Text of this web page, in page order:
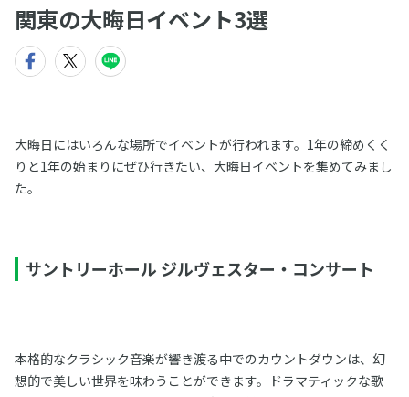
関東の大晦日イベント3選
大晦日にはいろんな場所でイベントが行われます。1年の締めくく
りと1年の始まりにぜひ行きたい、大晦日イベントを集めてみまし
た。
サントリーホール ジルヴェスター・コンサート
本格的なクラシック音楽が響き渡る中でのカウントダウンは、幻
想的で美しい世界を味わうことができます。ドラマティックな歌